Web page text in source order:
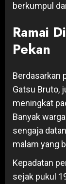
berkumpul
Ramai
Pekan
Berdasarkan
Gatsu Bruto,
meningkat
Banyak
sengaja
malam yang
Kepadatan
sejak pukul